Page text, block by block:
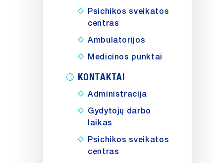
Psichikos sveikatos
centras
Ambulatorijos
Medicinos punktai
KONTAKTAI
Administracija
Gydytojų darbo
laikas
Psichikos sveikatos
centras